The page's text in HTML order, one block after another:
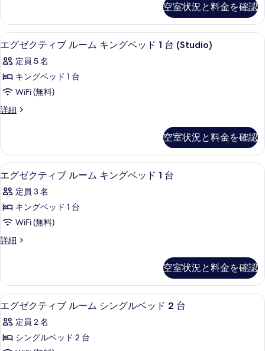
る
ム
シ
ン
グ
ル
ベ
ッ
台
の
べ
て
の
写
を
表
示
す
る
ア
ル
ー
シ
ン
ル
ベ
ッ
台
詳
細
空室状況と料金を確認
エ
グ
ゼ
ク
テ
ィ
ル
ー
ム
キ
ン
グ
ベ
1
台
(Studio)
の
す
エグゼクティブ ルーム キングベッ
12
エグゼクティブ ルーム キングベッド 1 台 (Studio)
定員 5 名
キングベッド 1 台
WiFi (無料)
詳細
エ
テ
ィ
ブ
ー
ム
ン
グ
ベ
1
(Studio)
の
詳
細
空室状況と料金を確認
エ
グ
ゼ
ク
テ
ィ
ル
ー
ム
キ
ン
エグゼクティブ ルーム キングベッ
11
エグゼクティブ ルーム キングベッド 1 台
定員 3 名
キングベッド 1 台
WiFi (無料)
詳細
エ
テ
ィ
ブ
ー
ム
空室状況と料金を確認
エ
グ
ゼ
ク
ミニバー、セーフティボックス (室内
9
エグゼクティブ ルーム シングルベッド 2 台
定員 2 名
シングルベッド 2 台